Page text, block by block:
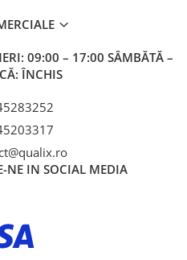
09:00 – 17:00 SÂMBĂTĂ –
ÎNCHIS
NE IN SOCIAL MEDIA